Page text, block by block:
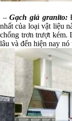
–Gạch giả granito:
nhất của loại vật liệu
chống trơn trượt kém.
lâu và đến hiện nay